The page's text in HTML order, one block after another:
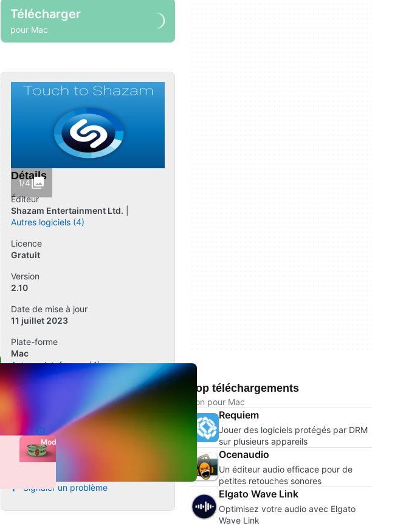
Télécharger
pour Mac
Modèles
1/4
Détails
Éditeur
Shazam Entertainment Ltd.
Autres logiciels (4)
Licence
Gratuit
Version
2.10
Date de mise à jour
11 juillet 2023
Plate-forme
Mac
Autres plateformes (4)
OS
Mac OS X
Téléchargements
37.8K
Signaler un problème
Top téléchargements
Son pour Mac
Requiem
Jouer des logiciels protégés par DRM
sur plusieurs appareils
Ocenaudio
Un éditeur audio efficace pour de
petites retouches sonores
Elgato Wave Link
Optimisez votre audio avec Elgato
Wave Link